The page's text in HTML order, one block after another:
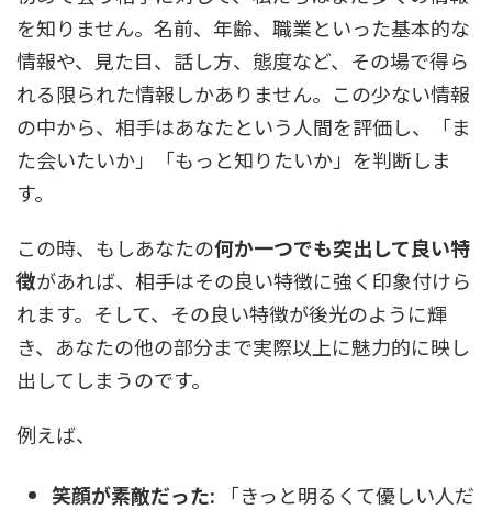
を知りません。名前、年齢、職業といった基本的な
情報や、見た目、話し方、態度など、その場で得ら
れる限られた情報しかありません。この少ない情報
の中から、相手はあなたという人間を評価し、「ま
た会いたいか」「もっと知りたいか」を判断しま
す。
この時、もしあなたの何か一つでも突出して良い特
徴があれば、相手はその良い特徴に強く印象付けら
れます。そして、その良い特徴が後光のように輝
き、あなたの他の部分まで実際以上に魅力的に映し
出してしまうのです。
例えば、
笑顔が素敵だった: 「きっと明るくて優しい人だ